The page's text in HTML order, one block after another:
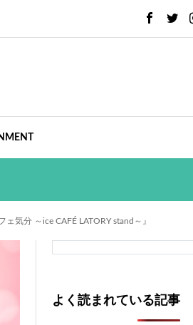
気分 ～ice CAFÉ LATORY stand～』
よく読まれている記事